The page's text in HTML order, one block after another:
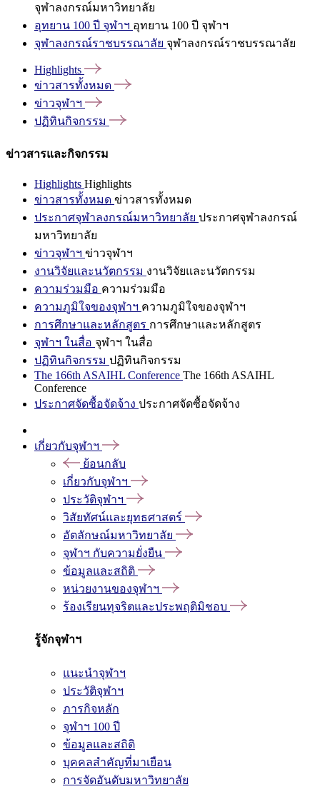
จุฬาลงกรณ์มหาวิทยาลัย
อุทยาน 100 ปี จุฬาฯ อุทยาน 100 ปี จุฬาฯ
จุฬาลงกรณ์ราชบรรณาลัย จุฬาลงกรณ์ราชบรรณาลัย
Highlights
ข่าวสารทั้งหมด
ข่าวจุฬาฯ
ปฏิทินกิจกรรม
ข่าวสารและกิจกรรม
Highlights Highlights
ข่าวสารทั้งหมด ข่าวสารทั้งหมด
ประกาศจุฬาลงกรณ์มหาวิทยาลัย ประกาศจุฬาลงกรณ์
มหาวิทยาลัย
ข่าวจุฬาฯ ข่าวจุฬาฯ
งานวิจัยและนวัตกรรม งานวิจัยและนวัตกรรม
ความร่วมมือ ความร่วมมือ
ความภูมิใจของจุฬาฯ ความภูมิใจของจุฬาฯ
การศึกษาและหลักสูตร การศึกษาและหลักสูตร
จุฬาฯ ในสื่อ จุฬาฯ ในสื่อ
ปฏิทินกิจกรรม ปฏิทินกิจกรรม
The 166th ASAIHL Conference The 166th ASAIHL
Conference
ประกาศจัดซื้อจัดจ้าง ประกาศจัดซื้อจัดจ้าง
เกี่ยวกับจุฬาฯ
ย้อนกลับ
เกี่ยวกับจุฬาฯ
ประวัติจุฬาฯ
วิสัยทัศน์และยุทธศาสตร์
อัตลักษณ์มหาวิทยาลัย
จุฬาฯ กับความยั่งยืน
ข้อมูลและสถิติ
หน่วยงานของจุฬาฯ
ร้องเรียนทุจริตและประพฤติมิชอบ
รู้จักจุฬาฯ
แนะนำจุฬาฯ
ประวัติจุฬาฯ
ภารกิจหลัก
จุฬาฯ 100 ปี
ข้อมูลและสถิติ
บุคคลสำคัญที่มาเยือน
การจัดอันดับมหาวิทยาลัย